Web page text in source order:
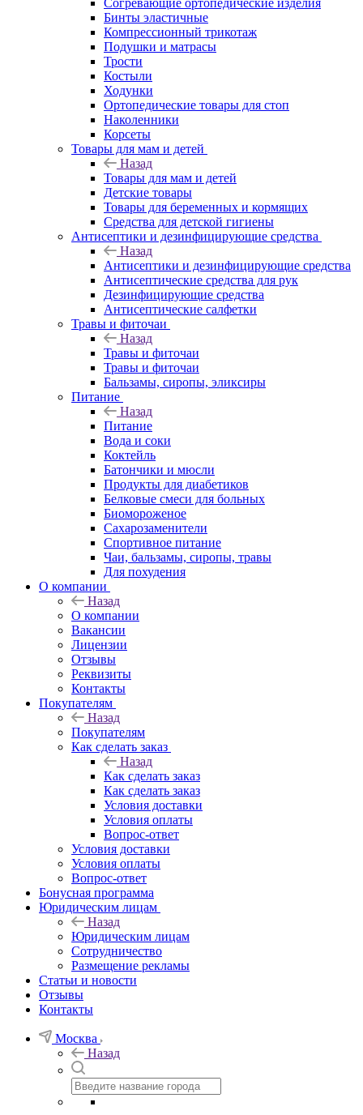
Согревающие ортопедические изделия
Бинты эластичные
Компрессионный трикотаж
Подушки и матрасы
Трости
Костыли
Ходунки
Ортопедические товары для стоп
Наколенники
Корсеты
Товары для мам и детей
Назад
Товары для мам и детей
Детские товары
Товары для беременных и кормящих
Средства для детской гигиены
Антисептики и дезинфицирующие средства
Назад
Антисептики и дезинфицирующие средства
Антисептические средства для рук
Дезинфицирующие средства
Антисептические салфетки
Травы и фиточаи
Назад
Травы и фиточаи
Травы и фиточаи
Бальзамы, сиропы, эликсиры
Питание
Назад
Питание
Вода и соки
Коктейль
Батончики и мюсли
Продукты для диабетиков
Белковые смеси для больных
Биомороженое
Сахарозаменители
Спортивное питание
Чаи, бальзамы, сиропы, травы
Для похудения
О компании
Назад
О компании
Вакансии
Лицензии
Отзывы
Реквизиты
Контакты
Покупателям
Назад
Покупателям
Как сделать заказ
Назад
Как сделать заказ
Как сделать заказ
Условия доставки
Условия оплаты
Вопрос-ответ
Условия доставки
Условия оплаты
Вопрос-ответ
Бонусная программа
Юридическим лицам
Назад
Юридическим лицам
Сотрудничество
Размещение рекламы
Статьи и новости
Отзывы
Контакты
Москва
Назад